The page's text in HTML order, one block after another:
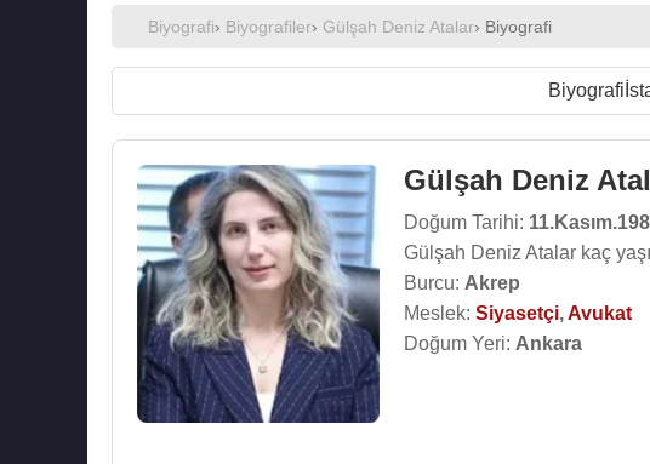
Biyografi› Biyografiler› Gülşah Deniz Atalar› Biyografi
Biyografi
Gülşah Deniz
Doğum Tarihi:
Gülşah Deniz Atalar kaç
Burcu: Akrep
Meslek: Siyasetçi,Avukat
Doğum Yeri: Ankara